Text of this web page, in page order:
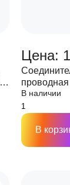
Цена:
(обычная)
В наличии
В